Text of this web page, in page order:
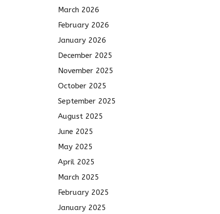
March 2026
February 2026
January 2026
December 2025
November 2025
October 2025
September 2025
August 2025
June 2025
May 2025
April 2025
March 2025
February 2025
January 2025